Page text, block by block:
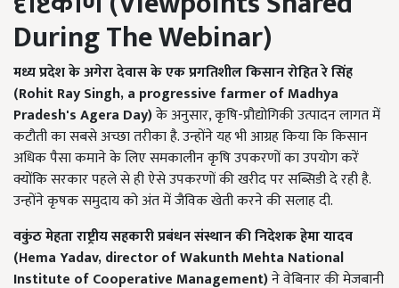
During The Webinar)
मध्य प्रदेश के अगेरा देवास के एक प्रगतिशील किसान रोहित रे सिंह
(Rohit Ray Singh, a progressive farmer of Madhya
Pradesh's Agera Day)के अनुसार, कृषि-प्रौद्योगिकी उत्पादन लागत में
कटौती का सबसे अच्छा तरीका है. उन्होंने यह भी आग्रह किया कि किसान
अधिक पैसा कमाने के लिए समकालीन कृषि उपकरणों का उपयोग करें
क्योंकि सरकार पहले से ही ऐसे उपकरणों की खरीद पर सब्सिडी दे रही है.
उन्होंने कृषक समुदाय को अंत में जैविक खेती करने की सलाह दी.
वकुंठ मेहता राष्ट्रीय सहकारी प्रबंधन संस्थान की निदेशक हेमा यादव
(Hema Yadav, director of Wakunth Mehta National
Institute of Cooperative Management)ने वेबिनार की मेजबानी